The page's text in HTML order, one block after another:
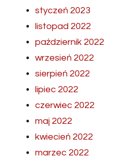
styczeń 2023
listopad 2022
październik 2022
wrzesień 2022
sierpień 2022
lipiec 2022
czerwiec 2022
maj 2022
kwiecień 2022
marzec 2022